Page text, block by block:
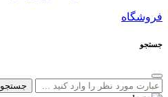
فروشگاه
جستجو
جستجو